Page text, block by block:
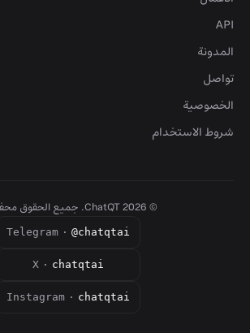
API
المدونة
تواصل
الخصوصية
شروط الاستخدام
©
2026
Telegram · @chatqtai
X · chatqtai
Instagram · chatqtai